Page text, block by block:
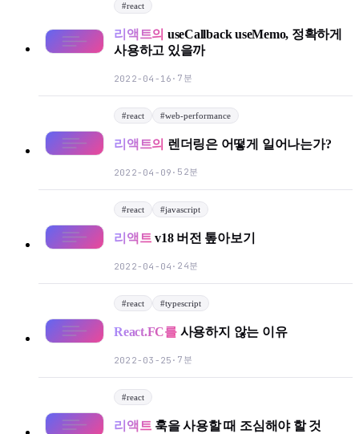
#react
리액트의 useCallback useMemo, 정확하게
사용하고 있을까
2022-04-16 · 7분
#react #web-performance
리액트의 렌더링은 어떻게 일어나는가?
2022-04-09 · 52분
#react #javascript
리액트 v18 버전 톺아보기
2022-04-04 · 24분
#react #typescript
React.FC를사용하지 않는 이유
2022-03-25 · 7분
#react
리액트 훅을 사용할 때 조심해야 할 것